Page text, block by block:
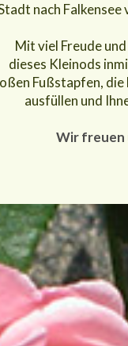
nach Falkensee
Mit viel Freude
dieses Kleinods
Fußstapfen, die
ausfüllen und
Wir freuen